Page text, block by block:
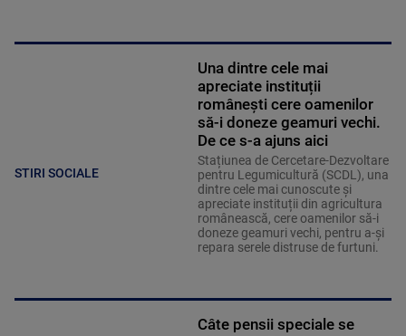
STIRI SOCIALE
Una dintre cele mai
apreciate instituții
românești cere oamenilor
să-i doneze geamuri vechi.
De ce s-a ajuns aici
Stațiunea de Cercetare-Dezvoltare
pentru Legumicultură (SCDL), una
dintre cele mai cunoscute și
apreciate instituții din agricultura
românească, cere oamenilor să-i
doneze geamuri vechi, pentru a-și
repara serele distruse de furtuni.
Câte pensii speciale se